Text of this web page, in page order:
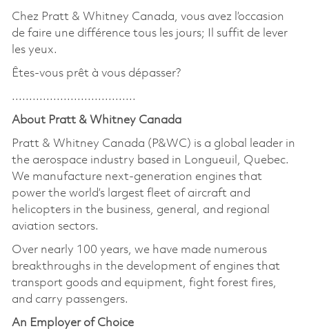
Chez Pratt & Whitney Canada, vous avez l’occasion
de faire une différence tous les jours; Il suffit de lever
les yeux.
Êtes-vous prêt à vous dépasser?
....................................
About Pratt & Whitney Canada
Pratt & Whitney Canada (P&WC) is a global leader in
the aerospace industry based in Longueuil, Quebec.
We manufacture next-generation engines that
power the world’s largest fleet of aircraft and
helicopters in the business, general, and regional
aviation sectors.
Over nearly 100 years, we have made numerous
breakthroughs in the development of engines that
transport goods and equipment, fight forest fires,
and carry passengers.
An Employer of Choice